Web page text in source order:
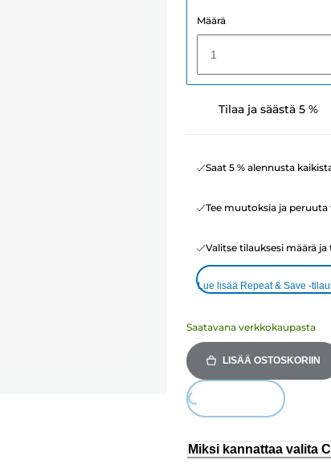
Määrä
1
Tilaa ja säästä 5 %
Saat 5 % alennusta
Tee muutoksia ja
Valitse tilauksesi määrä
Lue lisää Repeat & Save -
Saatavana verkkokaupasta
LISÄÄ OSTOSKORIIN
Miksi kannattaa valita